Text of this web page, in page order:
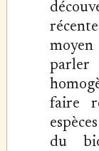
parler
faire
du